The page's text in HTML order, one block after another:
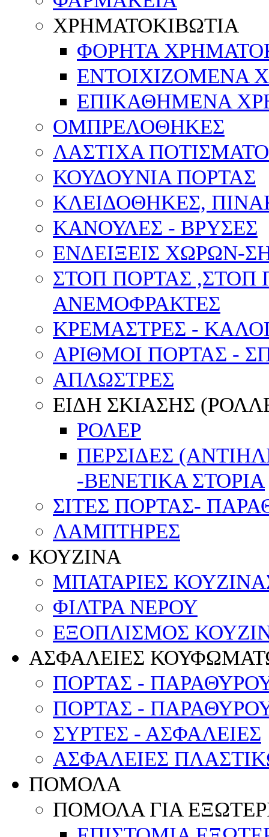
ΧΡΗΜΑΤΟΚΙΒΩΤΙΑ
ΦΟΡΗΤΑ
ΕΝΤΟΙΧΙΖΟΜΕΝΑ
ΕΠΙΚΑΘΗΜΕΝΑ
ΟΜΠΡΕΛΟΘΗΚΕΣ
ΛΑΣΤΙΧΑ
ΚΟΥΔΟΥΝΙΑ ΠΟΡΤΑΣ
ΚΛΕΙΔΟΘΗΚΕΣ,
ΚΑΝΟΥΛΕΣ - ΒΡΥΣΕΣ
ΕΝΔΕΙΞΕΙΣ ΧΩΡΩΝ-
ΣΤΟΠ ΠΟΡΤΑΣ ,ΣΤΟΠ
ΑΝΕΜΟΦΡΑΚΤΕΣ
ΚΡΕΜΑΣΤΡΕΣ -
ΑΡΙΘΜΟΙ ΠΟΡΤΑΣ -
ΑΠΛΩΣΤΡΕΣ
ΕΙΔΗ ΣΚΙΑΣΗΣ
ΡΟΛΕΡ
ΠΕΡΣΙΔΕΣ
-ΒΕΝΕΤΙΚΑ ΣΤΟΡΙΑ
ΣΙΤΕΣ ΠΟΡΤΑΣ-
ΛΑΜΠΤΗΡΕΣ
ΚΟΥΖΙΝΑ
ΜΠΑΤΑΡΙΕΣ
ΦΙΛΤΡΑ ΝΕΡΟΥ
ΕΞΟΠΛΙΣΜΟΣ
ΑΣΦΑΛΕΙΕΣ
ΠΟΡΤΑΣ -
ΠΟΡΤΑΣ -
ΣΥΡΤΕΣ - ΑΣΦΑΛΕΙΕΣ
ΑΣΦΑΛΕΙΕΣ
ΠΟΜΟΛΑ
ΠΟΜΟΛΑ ΓΙΑ